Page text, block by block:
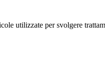
utilizzate per svolgere